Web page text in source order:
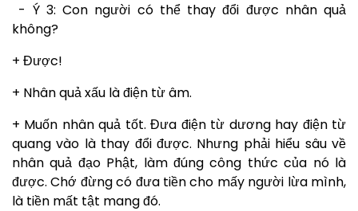
- Ý 3: Con người có thể thay đổi được nhân quả
không?
+ Được!
+ Nhân quả xấu là điện từ âm.
+ Muốn nhân quả tốt. Đưa điện từ dương hay điện từ
quang vào là thay đổi được. Nhưng phải hiểu sâu về
nhân quả đạo Phật, làm đúng công thức của nó là
được. Chớ đừng có đưa tiền cho mấy người lừa mình,
là tiền mất tật mang đó.